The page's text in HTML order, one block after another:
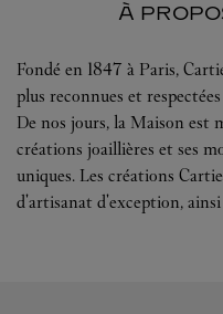
À
Fondé en 1847 à Paris,
plus reconnues et
De nos jours, la Maison est
créations joaillières et ses
uniques. Les créations
d'artisanat d'exception,